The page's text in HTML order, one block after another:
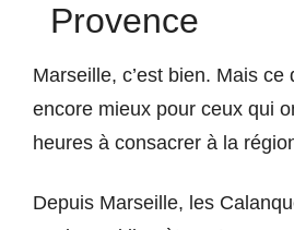
Provence
Marseille, c’est bien. Mais ce
encore mieux pour ceux qui
heures à consacrer à la
Depuis Marseille, les